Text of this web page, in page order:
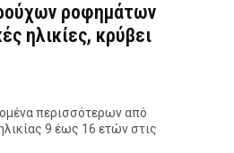
ροφημάτων
ηλικίες, κρύβει
περισσότερων από
9 έως 16 ετών στις